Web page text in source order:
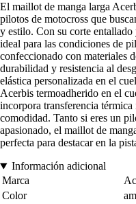
El maillot de manga larga
pilotos de motocross que
y estilo. Con su corte entallado
ideal para las condiciones de
confeccionado con materiales
durabilidad y resistencia al
elástica personalizada en el
Acerbis termoadherido en el
incorpora transferencia
comodidad. Tanto si eres un
apasionado, el maillot de
perfecta para destacar en la
Información adicional
Marca
Color